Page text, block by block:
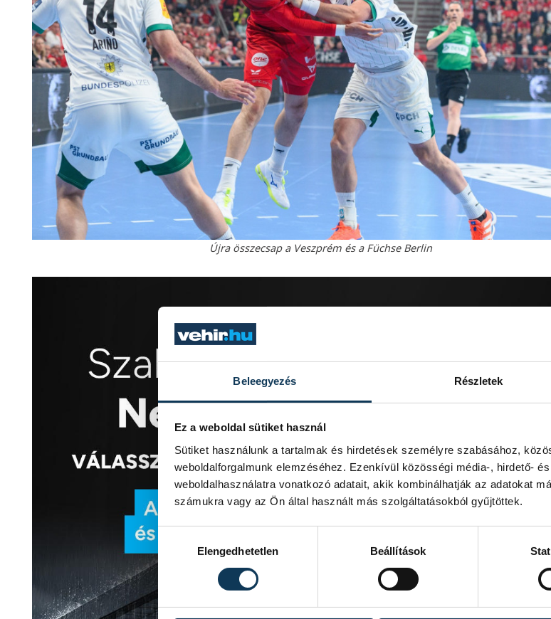
Beleegyezés Részletek
Ez a weboldal sütiket használ
Sütiket használunk a tartalmak és hirdetések személyre szabásához,
weboldalforgalmunk elemzéséhez. Ezenkívül közösségi média-, hirdető-
weboldalhasználatra vonatkozó adatait, akik kombinálhatják az adatokat
számukra vagy az Ön által használt más szolgáltatásokból gyűjtöttek.
Elengedhetetlen
Beállítások
Újra összecsap a Veszprém és a Füchse Berlin